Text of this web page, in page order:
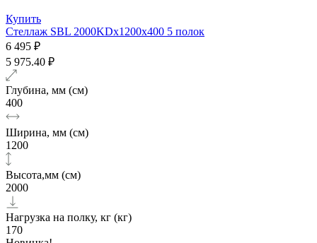
Купить
Стеллаж SBL 2000KDх1200x400 5 полок
6 495 ₽
5 975.40 ₽
Глубина, мм (см)
400
Ширина, мм (см)
1200
Высота,мм (см)
2000
Нагрузка на полку, кг (кг)
170